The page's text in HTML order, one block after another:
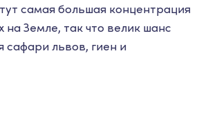
самая большая концентрация
Земле, так что велик шанс
сафари львов, гиен и